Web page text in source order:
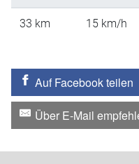
33 km 15 km/h
Auf Facebook teilen
Über E-Mail